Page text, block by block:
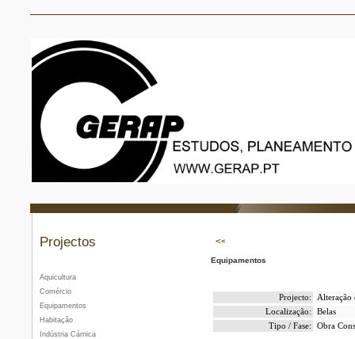
Projectos
Aquicultura
Comércio
Equipamentos
Habitação
Indústria Cárnica
Equipamentos
Projecto:
Alteração
Localização:
Belas
Tipo / Fase:
Obra